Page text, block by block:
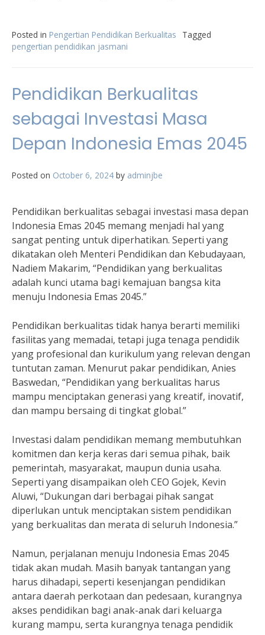
Posted in Pengertian Pendidikan Berkualitas
Tagged
pengertian pendidikan jasmani
Pendidikan Berkualitas
sebagai Investasi Masa
Depan Indonesia Emas 2045
Posted on October 6, 2024 by adminjbe
Pendidikan berkualitas sebagai investasi masa depan
Indonesia Emas 2045 memang menjadi hal yang
sangat penting untuk diperhatikan. Seperti yang
dikatakan oleh Menteri Pendidikan dan Kebudayaan,
Nadiem Makarim, “Pendidikan yang berkualitas
adalah kunci utama bagi kemajuan bangsa kita
menuju Indonesia Emas 2045.”
Pendidikan berkualitas tidak hanya berarti memiliki
fasilitas yang memadai, tetapi juga tenaga pendidik
yang profesional dan kurikulum yang relevan dengan
tuntutan zaman. Menurut pakar pendidikan, Anies
Baswedan, “Pendidikan yang berkualitas harus
mampu menciptakan generasi yang kreatif, inovatif,
dan mampu bersaing di tingkat global.”
Investasi dalam pendidikan memang membutuhkan
komitmen dan kerja keras dari semua pihak, baik
pemerintah, masyarakat, maupun dunia usaha.
Seperti yang disampaikan oleh CEO Gojek, Kevin
Aluwi, “Dukungan dari berbagai pihak sangat
diperlukan untuk menciptakan sistem pendidikan
yang berkualitas dan merata di seluruh Indonesia.”
Namun, perjalanan menuju Indonesia Emas 2045
tidak akan mudah. Masih banyak tantangan yang
harus dihadapi, seperti kesenjangan pendidikan
antara daerah perkotaan dan pedesaan, kurangnya
akses pendidikan bagi anak-anak dari keluarga
kurang mampu, serta kurangnya tenaga pendidik